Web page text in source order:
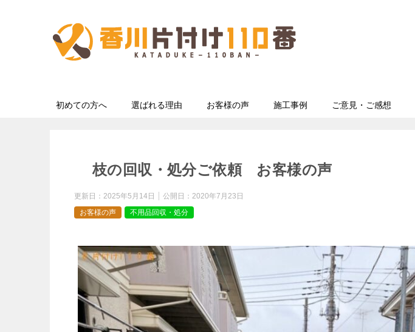
初めての方へ 選ばれる理由 お客様の声 施工事例 ご意見・ご感想
枝の回収・処分ご依頼 お客様の声
更新日： 2025年5月14日 公開日： 2020年7月23日
お客様の声
不用品回収・処分